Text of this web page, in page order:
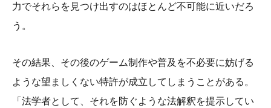
力でそれらを見つけ出すのはほとんど不可能に近いだろ
う。
その結果、その後のゲーム制作や普及を不必要に妨げる
ような望ましくない特許が成立してしまうことがある。
「法学者として、それを防ぐような法解釈を提示してい